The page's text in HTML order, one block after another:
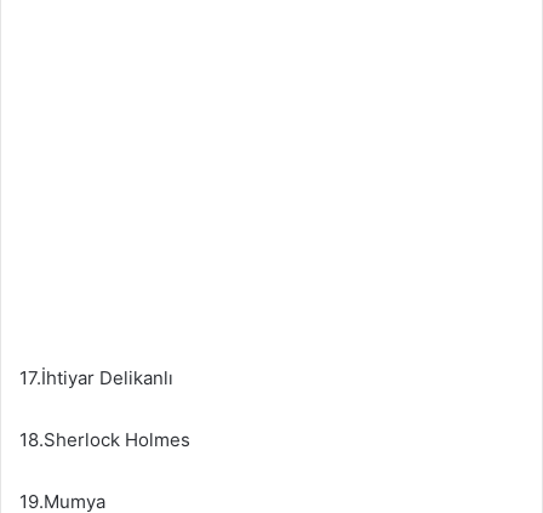
17.İhtiyar Delikanlı
18.Sherlock Holmes
19.Mumya